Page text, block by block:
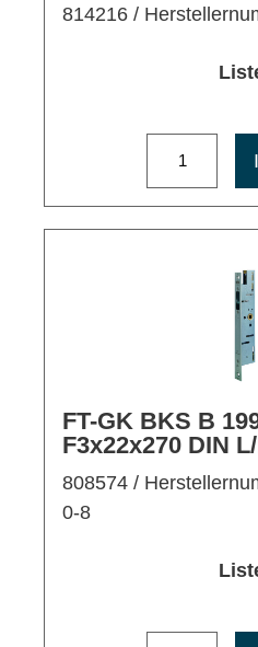
814216 /
FT-GK BKS B
F3x22x270 DIN
808574 /
0-8